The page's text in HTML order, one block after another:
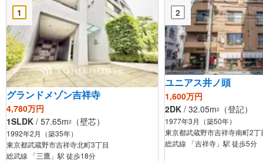
1
グランドメゾン吉祥寺
4,780万円
1SLDK / 57.65m2 （壁芯）
1992年2月（築35年）
東京都武蔵野市吉祥寺北町3丁目
総武線 「三鷹」駅 徒歩18分
2
ユニアス井ノ頭
1,600万円
2DK / 32.05m2 （登記）
1977年3月（築50年）
東京都武蔵野市吉祥寺南町2丁
総武線 「吉祥寺」駅 徒歩5分